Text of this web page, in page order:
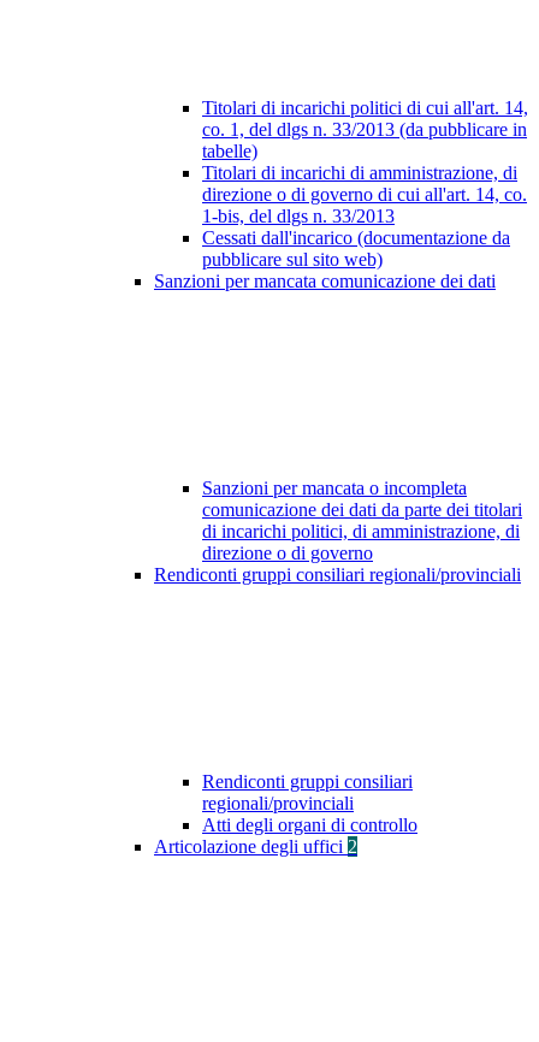
Titolari di incarichi politici di cui all'art. 14,
co. 1, del dlgs n. 33/2013 (da pubblicare in
tabelle)
Titolari di incarichi di amministrazione, di
direzione o di governo di cui all'art. 14, co.
1-bis, del dlgs n. 33/2013
Cessati dall'incarico (documentazione da
pubblicare sul sito web)
Sanzioni per mancata comunicazione dei dati
Sanzioni per mancata o incompleta
comunicazione dei dati da parte dei titolari
di incarichi politici, di amministrazione, di
direzione o di governo
Rendiconti gruppi consiliari regionali/provinciali
Rendiconti gruppi consiliari
regionali/provinciali
Atti degli organi di controllo
Articolazione degli uffici 2